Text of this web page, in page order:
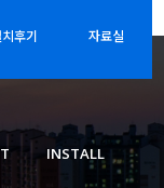
후기 자료실
INSTALL